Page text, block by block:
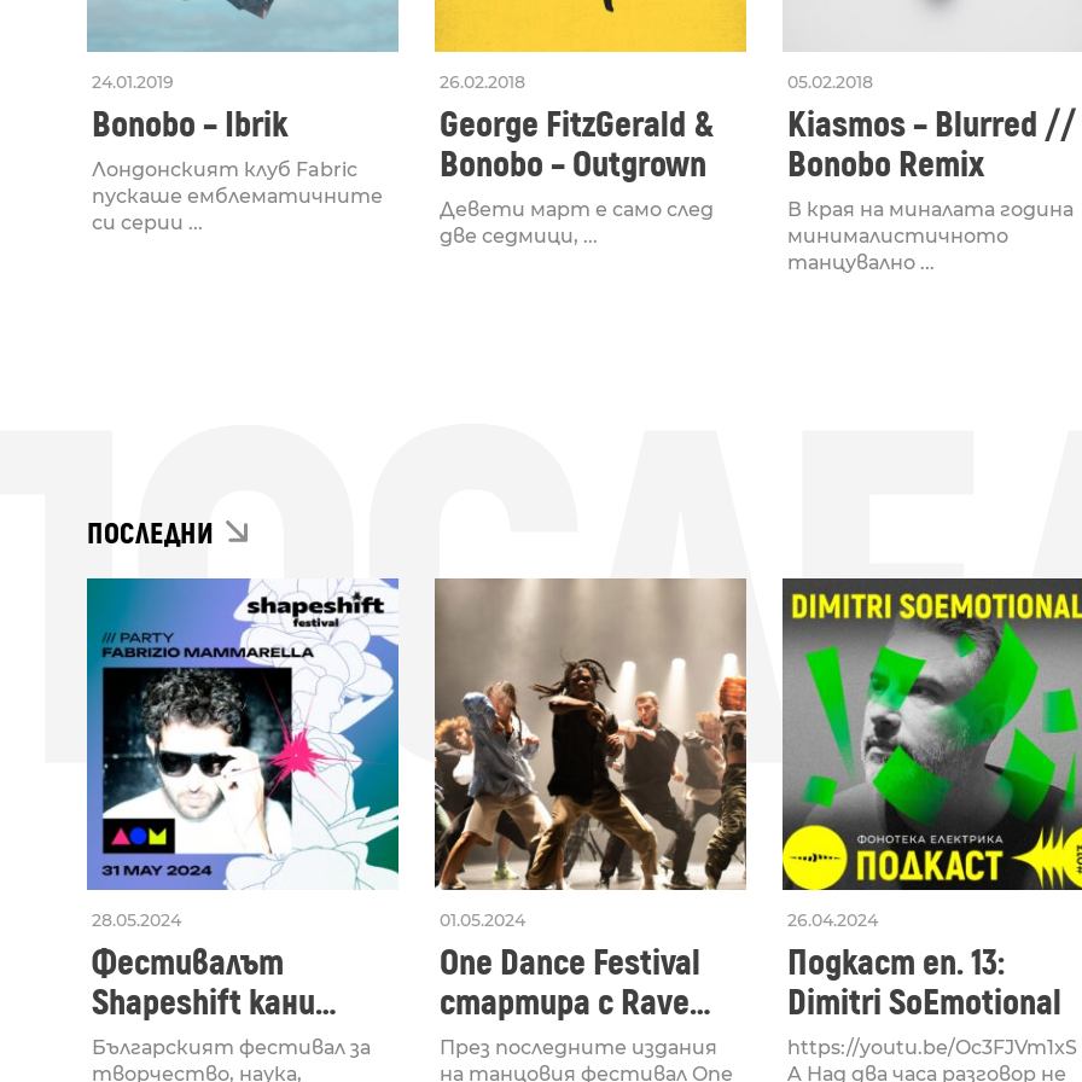
24.01.2019
Bonobo – Ibrik
Лондонският клуб Fabric
пускаше емблематичните
си серии ...
26.02.2018
George FitzGerald &
Bonobo – Outgrown
Девети март е само след
две седмици, ...
05.02.2018
Kiasmos – Blurred //
Bonobo Remix
В края на миналата година
минималистичното
танцувално ...
ПОСЛЕДНИ
28.05.2024
Фестивалът
Shapeshift кани
Fabrizio Mammarella
Българският фестивал за
творчество, наука,
01.05.2024
One Dance Festival
стартира с Rave
Lucid, посветен на
През последните издания
на танцовия фестивал One
26.04.2024
Подкаст еп. 13:
Dimitri SoEmotional
https://youtu.be/Oc3FJVm1xS
A Над два часа разговор не